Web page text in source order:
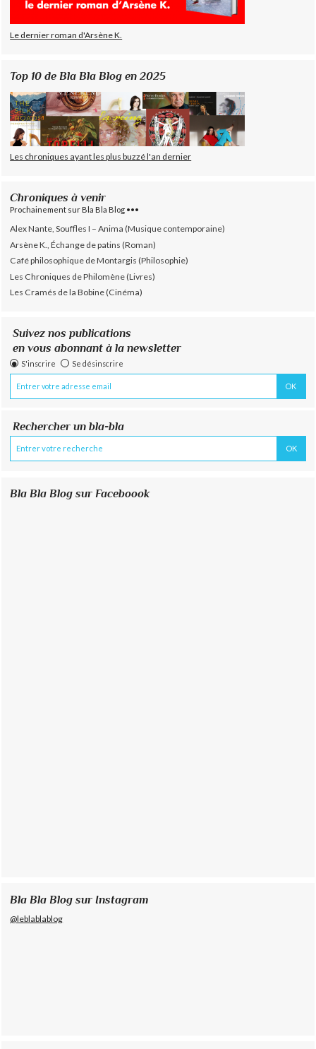
Le dernier roman d'Arsène K.
Top 10 de Bla Bla Blog en 2025
Les chroniques ayant les plus buzzé l'an dernier
Chroniques à venir
Prochainement sur Bla Bla Blog •••
Alex Nante, Souffles I – Anima (Musique contemporaine)
Arsène K., Échange de patins (Roman)
Café philosophique de Montargis (Philosophie)
Les Chroniques de Philomène (Livres)
Les Cramés de la Bobine (Cinéma)
Suivez nos publications
en vous abonnant à la newsletter
S'inscrire Se désinscrire
Rechercher un bla-bla
Bla Bla Blog sur Faceboook
Bla Bla Blog sur Instagram
@leblablablog